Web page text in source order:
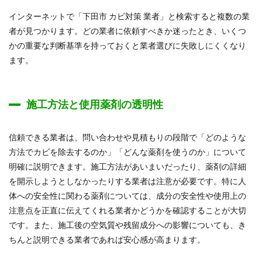
インターネットで「下田市 カビ対策 業者」と検索すると複数の業
者が見つかります。どの業者に依頼すべきか迷ったとき、いくつ
かの重要な判断基準を持っておくと業者選びに失敗しにくくなり
ます。
施工方法と使用薬剤の透明性
信頼できる業者は、問い合わせや見積もりの段階で「どのような
方法でカビを除去するのか」「どんな薬剤を使うのか」について
明確に説明できます。施工方法があいまいだったり、薬剤の詳細
を開示しようとしなかったりする業者は注意が必要です。特に人
体への安全性に関わる薬剤については、成分の安全性や使用上の
注意点を正直に伝えてくれる業者かどうかを確認することが大切
です。また、施工後の空気質や残留成分への影響についても、き
ちんと説明できる業者であれば安心感が高まります。